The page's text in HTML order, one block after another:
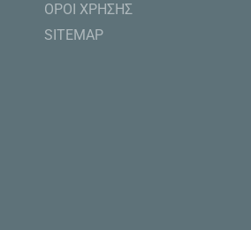
ΟΡΟΙ ΧΡΗΣΗΣ
SITEMAP